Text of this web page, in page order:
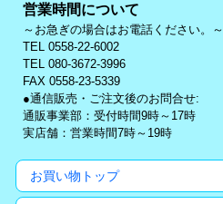
営業時間について
～お急ぎの場合はお電話ください。～
TEL 0558-22-6002
TEL 080-3672-3996
FAX 0558-23-5339
●通信販売・ご注文後のお問合せ:
通販事業部：受付時間9時～17時
実店舗：営業時間7時～19時
お買い物トップ